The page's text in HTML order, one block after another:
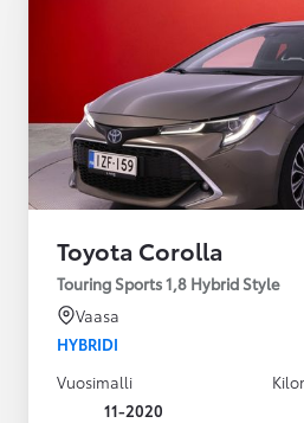
Toyota Corolla
Touring Sports 1,8 Hybrid Style
Vaasa
HYBRIDI
Vuosimalli
11-2020